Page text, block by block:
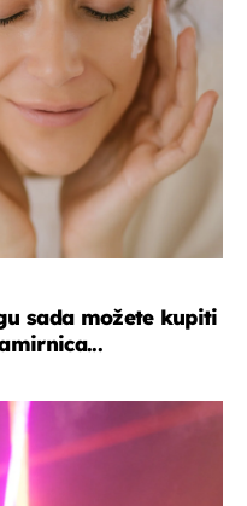
sada možete kupiti